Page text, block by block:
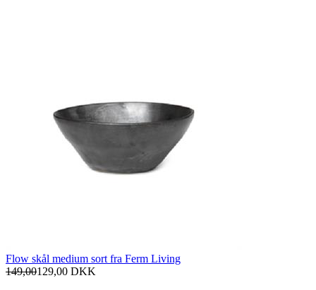
Flow skål medium sort fra Ferm Living
149,00129,00 DKK